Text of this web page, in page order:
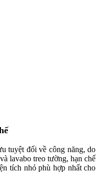
tuyệt đối về công năng, do
lavabo treo tường, hạn chế
tích nhỏ phù hợp nhất cho